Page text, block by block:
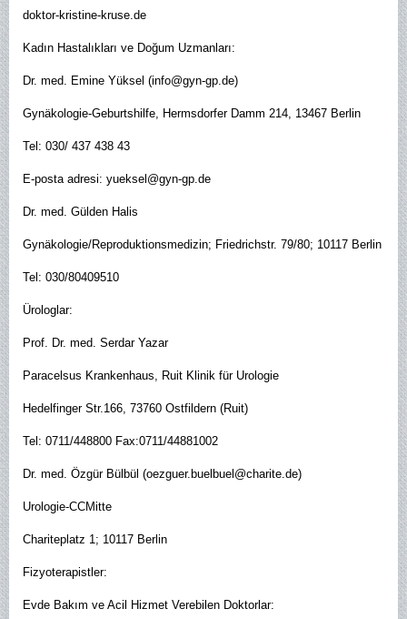
doktor-kristine-kruse.de
Kadın Hastalıkları ve Doğum Uzmanları:
Dr. med. Emine Yüksel (info@gyn-gp.de)
Gynäkologie-Geburtshilfe, Hermsdorfer Damm 214, 13467 Berlin
Tel: 030/ 437 438 43
E-posta adresi: yueksel@gyn-gp.de
Dr. med. Gülden Halis
Gynäkologie/Reproduktionsmedizin; Friedrichstr. 79/80; 10117 Berlin
Tel: 030/80409510
Ürologlar:
Prof. Dr. med. Serdar Yazar
Paracelsus Krankenhaus, Ruit Klinik für Urologie
Hedelfinger Str.166, 73760 Ostfildern (Ruit)
Tel: 0711/448800 Fax:0711/44881002
Dr. med. Özgür Bülbül (oezguer.buelbuel@charite.de)
Urologie-CCMitte
Chariteplatz 1; 10117 Berlin
Fizyoterapistler:
Evde Bakım ve Acil Hizmet Verebilen Doktorlar: